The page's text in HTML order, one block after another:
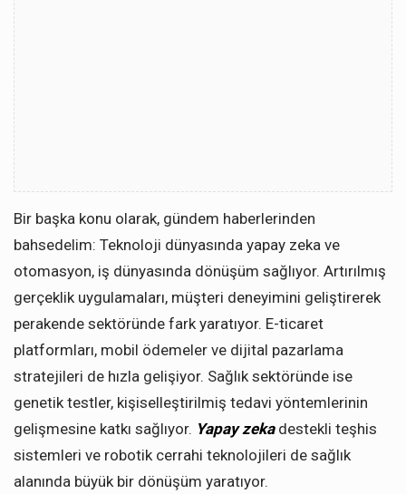
Bir başka konu olarak, gündem haberlerinden
bahsedelim: Teknoloji dünyasında yapay zeka ve
otomasyon, iş dünyasında dönüşüm sağlıyor. Artırılmış
gerçeklik uygulamaları, müşteri deneyimini geliştirerek
perakende sektöründe fark yaratıyor. E-ticaret
platformları, mobil ödemeler ve dijital pazarlama
stratejileri de hızla gelişiyor. Sağlık sektöründe ise
genetik testler, kişiselleştirilmiş tedavi yöntemlerinin
gelişmesine katkı sağlıyor. Yapay zekadestekli teşhis
sistemleri ve robotik cerrahi teknolojileri de sağlık
alanında büyük bir dönüşüm yaratıyor.